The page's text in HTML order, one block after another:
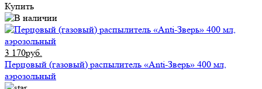
Купить
3 170руб.
Перцовый (газовый) распылитель «Anti-Зверь» 400 мл,
аэрозольный